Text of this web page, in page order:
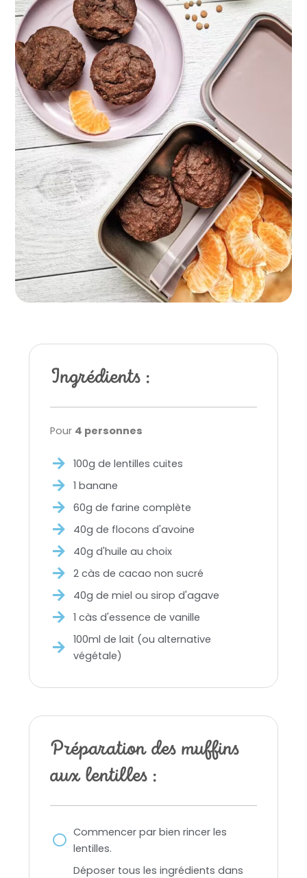
Préparation des muffins
aux lentilles :
Commencer par bien rincer les
lentilles.
Déposer tous les ingrédients dans
Ingrédients :
Pour 4 personnes
100g de lentilles cuites
1 banane
60g de farine complète
40g de flocons d'avoine
40g d'huile au choix
2 càs de cacao non sucré
40g de miel ou sirop d'agave
1 càs d'essence de vanille
100ml de lait (ou alternative
végétale)